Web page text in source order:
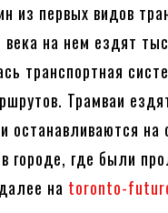
из первых видов
века на нем ездят
транспортная
Трамваи
останавливаются
городе, где были
на toronto-